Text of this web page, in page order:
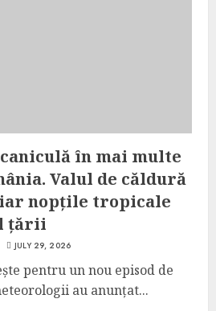
caniculă în mai multe
Valul de căldură
nopțile tropicale
țării
JULY 29, 2026
pentru un nou episod de
au anunțat...